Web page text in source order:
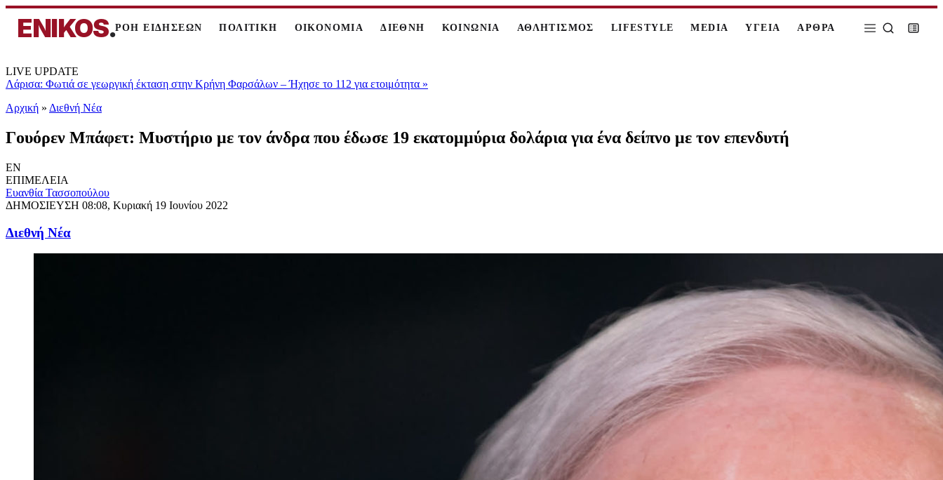
ENIKOS.ΡΟΗ ΕΙΔΗΣΕΩΝ ΠΟΛΙΤΙΚΗ ΟΙΚΟΝΟΜΙΑ ΔΙΕΘΝΗ ΚΟΙΝΩΝΙΑ ΑΘΛΗΤΙΣΜΟΣ LIFESTYLE MEDIA ΥΓΕΙΑ ΑΡΘΡΑ
LIVE UPDATE
Λάρισα: Φωτιά σε γεωργική έκταση στην Κρήνη Φαρσάλων – Ήχησε το 112 για ετοιμότητα »
Αρχική » Διεθνή Νέα
Γουόρεν Μπάφετ: Μυστήριο με τον άνδρα που έδωσε 19 εκατομμύρια δολάρια για ένα δείπνο με τον επενδυτή
EN
ΕΠΙΜΕΛΕΙΑ
Ευανθία Τασσοπούλου
ΔΗΜΟΣΙΕΥΣΗ 08:08, Κυριακή 19 Ιουνίου 2022
Διεθνή Νέα